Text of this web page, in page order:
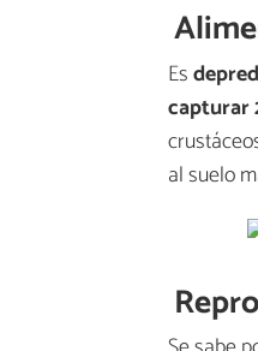
Es
capturar
al suelo